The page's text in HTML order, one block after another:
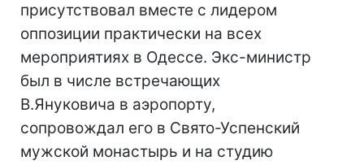
присутствовал вместе с лидером
оппозиции практически на всех
мероприятиях в Одессе. Экс-министр
был в числе встречающих
В.Януковича в аэропорту,
сопровождал его в Свято-Успенский
мужской монастырь и на студию